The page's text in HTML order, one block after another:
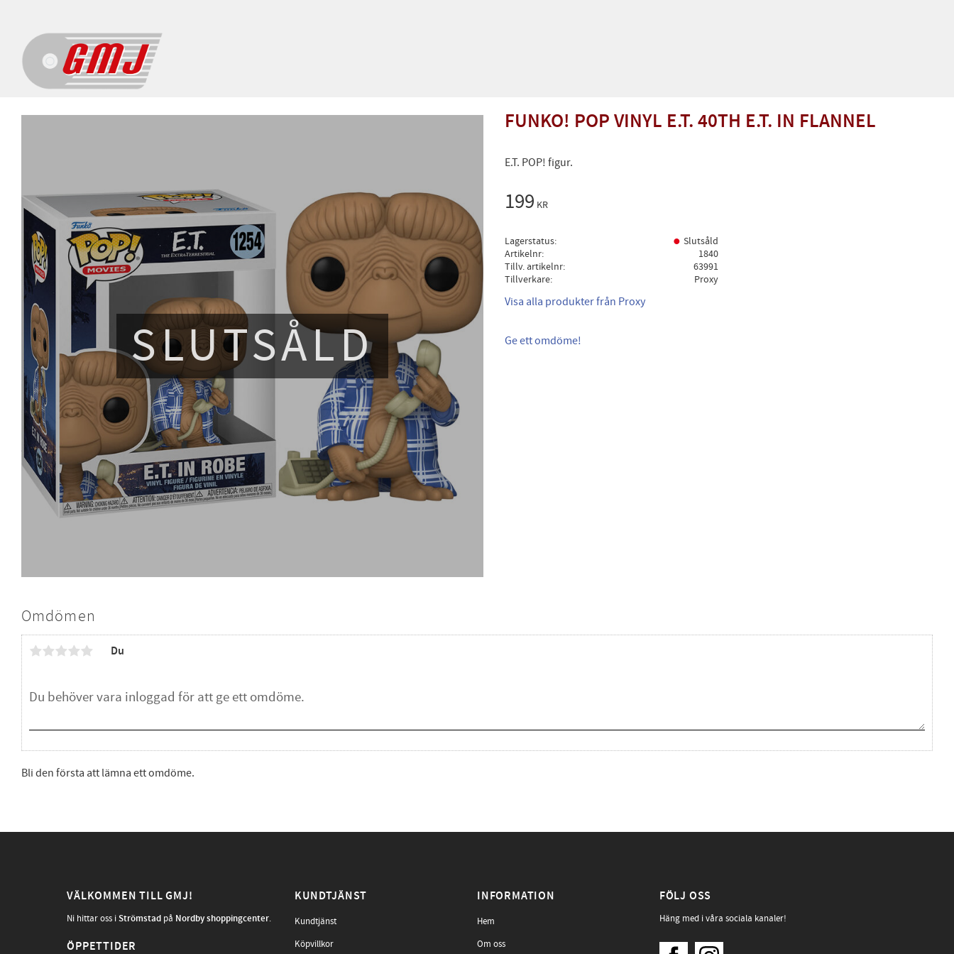
FUNKO! POP VINYL E.T. 40TH E.T. IN FLANNEL
E.T. POP! figur.
SLUTSÅLD
199 KR
Lagerstatus
Slutsåld
Artikelnr
1840
Tillv. artikelnr
63991
Tillverkare
Proxy
Visa alla produkter från Proxy
Ge ett omdöme!
Omdömen
Du
Bli den första att lämna ett omdöme.
VÄLKOMMEN TILL GMJ!
Ni hittar oss iStrömstad på Nordby shoppingcenter.
ÖPPETTIDER
KUNDTJÄNST
Kundtjänst
Köpvillkor
INFORMATION
Hem
Om oss
FÖLJ OSS
Häng med i våra sociala kanaler!